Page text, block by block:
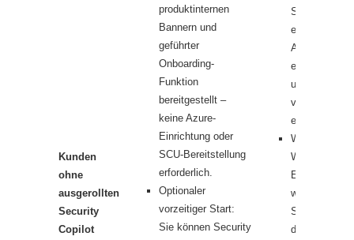
Kunden
ohne
ausgerollten
Security
Copilot
produktinternen
Bannern und
geführter
Onboarding-
Funktion
bereitgestellt –
keine Azure-
Einrichtung oder
SCU-Bereitstellung
erforderlich.
Optionaler
vorzeitiger Start:
Sie können Security
Sobald Sie
erwerben,
Anspruch auf
enthaltenen
und erhalten
vor der
eine
Was-wäre-
Wenn Sie
E3 zu M36S
wechseln,
Security
der